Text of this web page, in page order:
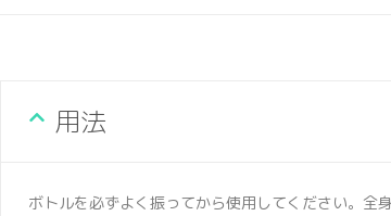
用法
ボトルを必ずよく振ってから使用してください。全